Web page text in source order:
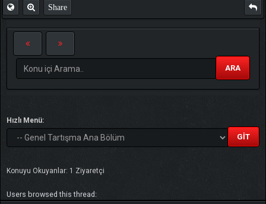
Share
ARA
Hızlı Menü:
Konuyu Okuyanlar: 1 Ziyaretçi
Users browsed this thread: